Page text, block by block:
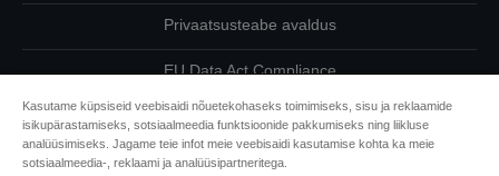
Privaatsusteabe avaldus
EU Data Act Compliance
Võtke meiega oma andmete osas ühendust
Cookie Information
Kasutame küpsiseid veebisaidi nõuetekohaseks toimimiseks, sisu ja reklaamide
isikupärastamiseks, sotsiaalmeedia funktsioonide pakkumiseks ning liikluse
analüüsimiseks. Jagame teie infot meie veebisaidi kasutamise kohta ka meie
sotsiaalmeedia-, reklaami ja analüüsipartneritega.